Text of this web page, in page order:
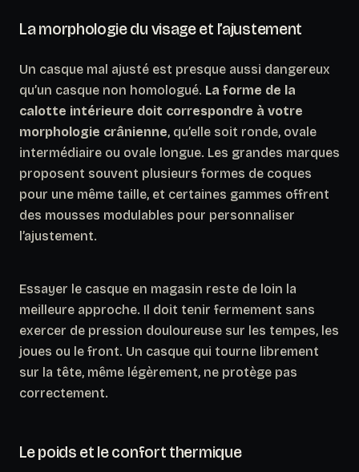
La morphologie du visage et l’ajustement
Un casque mal ajusté est presque aussi dangereux
qu’un casque non homologué. La forme de la
calotte intérieure doit correspondre à votre
morphologie crânienne, qu’elle soit ronde, ovale
intermédiaire ou ovale longue. Les grandes marques
proposent souvent plusieurs formes de coques
pour une même taille, et certaines gammes offrent
des mousses modulables pour personnaliser
l’ajustement.
Essayer le casque en magasin reste de loin la
meilleure approche. Il doit tenir fermement sans
exercer de pression douloureuse sur les tempes, les
joues ou le front. Un casque qui tourne librement
sur la tête, même légèrement, ne protège pas
correctement.
Le poids et le confort thermique